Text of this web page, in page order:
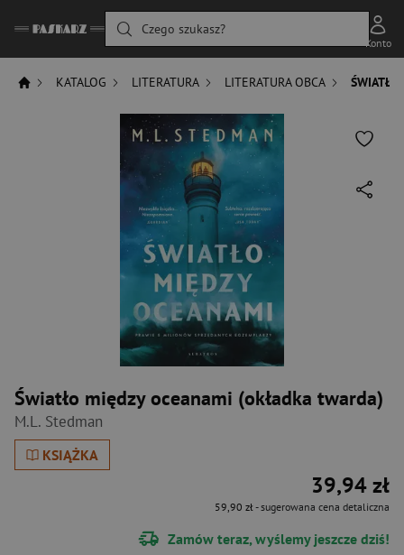
Czego szukasz?
Konto
KATALOG LITERATURA LITERATURA OBCA
Światło między oceanami (okładka twarda)
M.L. Stedman
KSIĄŻKA
39,94 zł
59,90 zł- sugerowana cena detaliczna
Zamów teraz, wyślemy jeszcze dziś!